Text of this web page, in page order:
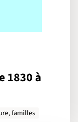
1830 à
familles